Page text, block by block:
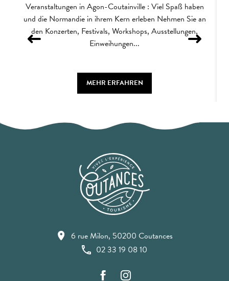
Veranstaltungen in Agon-Coutainville : Viel Spaß haben
und die Normandie in ihrem Kern erleben Nehmen Sie an
den Konzerten, Festivals, Workshops, Ausstellungen,
Einweihungen...
MEHR ERFAHREN
6 rue Milon, 50200 Coutances
02 33 19 08 10